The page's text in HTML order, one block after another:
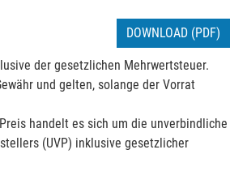
DOWNLOAD (PDF)
der gesetzlichen Mehrwertsteuer.
und gelten, solange der Vorrat
handelt es sich um die unverbindliche
(UVP) inklusive gesetzlicher